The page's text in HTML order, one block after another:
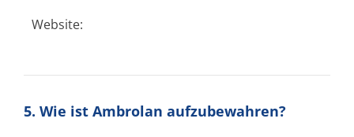
Website:
5. Wie ist Ambrolan aufzubewahren?